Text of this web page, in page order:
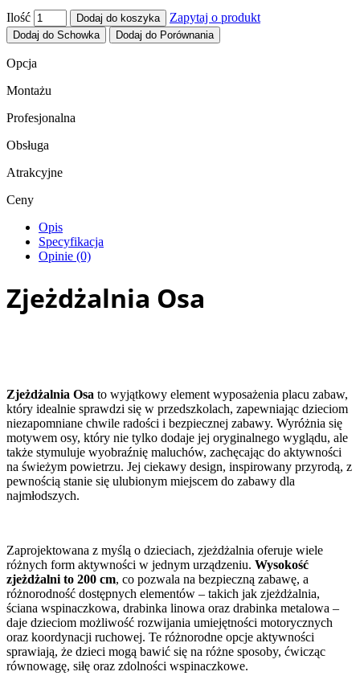
Ilość Dodaj do koszyka Zapytaj o produkt
Dodaj do Schowka Dodaj do Porównania
Opcja
Montażu
Profesjonalna
Obsługa
Atrakcyjne
Ceny
Opis
Specyfikacja
Opinie (0)
Zjeżdżalnia Osa
Zjeżdżalnia Osa to wyjątkowy element wyposażenia placu zabaw,
który idealnie sprawdzi się w przedszkolach, zapewniając dzieciom
niezapomniane chwile radości i bezpiecznej zabawy. Wyróżnia się
motywem osy, który nie tylko dodaje jej oryginalnego wyglądu, ale
także stymuluje wyobraźnię maluchów, zachęcając do aktywności
na świeżym powietrzu. Jej ciekawy design, inspirowany przyrodą, z
pewnością stanie się ulubionym miejscem do zabawy dla
najmłodszych.
Zaprojektowana z myślą o dzieciach, zjeżdżalnia oferuje wiele
różnych form aktywności w jednym urządzeniu. Wysokość
zjeżdżalni to 200 cm, co pozwala na bezpieczną zabawę, a
różnorodność dostępnych elementów – takich jak zjeżdżalnia,
ściana wspinaczkowa, drabinka linowa oraz drabinka metalowa –
daje dzieciom możliwość rozwijania umiejętności motorycznych
oraz koordynacji ruchowej. Te różnorodne opcje aktywności
sprawiają, że dzieci mogą bawić się na różne sposoby, ćwicząc
równowagę, siłę oraz zdolności wspinaczkowe.